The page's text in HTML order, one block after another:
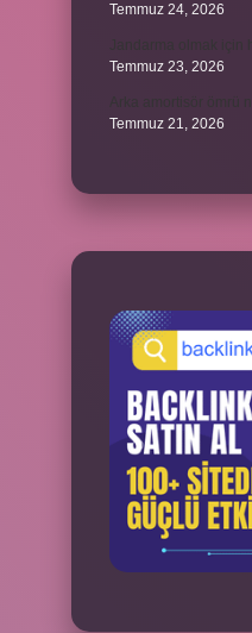
Temmuz 24, 2026
Temmuz 23, 2026
Temmuz 21, 2026